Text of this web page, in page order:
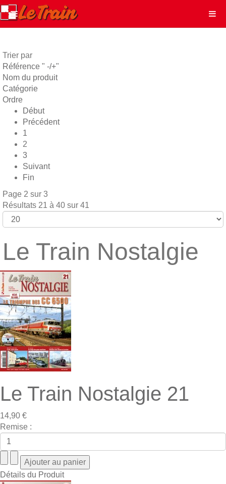
Trier par
Référence " -/+"
Nom du produit
Catégorie
Ordre
Début
Précédent
1
2
3
Suivant
Fin
Page 2 sur 3
Résultats 21 à 40 sur 41
Le Train Nostalgie
Le Train Nostalgie 21
14,90 €
Remise :
Détails du Produit